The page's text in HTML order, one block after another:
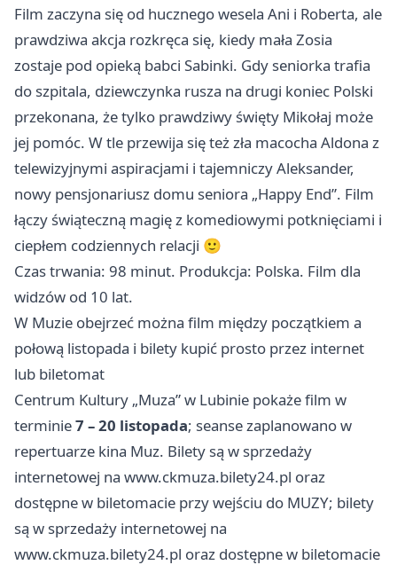
Film zaczyna się od hucznego wesela Ani i Roberta, ale
prawdziwa akcja rozkręca się, kiedy mała Zosia
zostaje pod opieką babci Sabinki. Gdy seniorka trafia
do szpitala, dziewczynka rusza na drugi koniec Polski
przekonana, że tylko prawdziwy święty Mikołaj może
jej pomóc. W tle przewija się też zła macocha Aldona z
telewizyjnymi aspiracjami i tajemniczy Aleksander,
nowy pensjonariusz domu seniora „Happy End”. Film
łączy świąteczną magię z komediowymi potknięciami i
ciepłem codziennych relacji 🙂
Czas trwania: 98 minut. Produkcja: Polska. Film dla
widzów od 10 lat.
W Muzie obejrzeć można film między początkiem a
połową listopada i bilety kupić prosto przez internet
lub biletomat
Centrum Kultury „Muza” w Lubinie pokaże film w
terminie7 – 20 listopada; seanse zaplanowano w
repertuarze kina Muz. Bilety są w sprzedaży
internetowej na www.ckmuza.bilety24.pl oraz
dostępne w biletomacie przy wejściu do MUZY; bilety
są w sprzedaży internetowej na
www.ckmuza.bilety24.pl oraz dostępne w biletomacie